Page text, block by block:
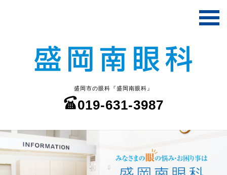
盛岡市の眼科『盛岡南眼科』
019-631-3987